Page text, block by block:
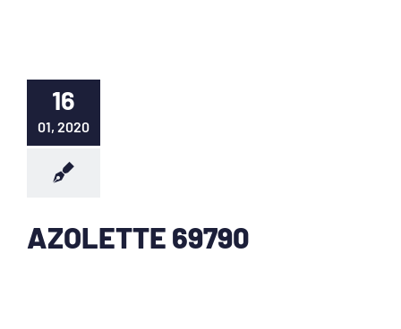
16
01, 2020
AZOLETTE 69790